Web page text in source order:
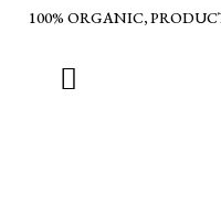
100% ORGANIC,